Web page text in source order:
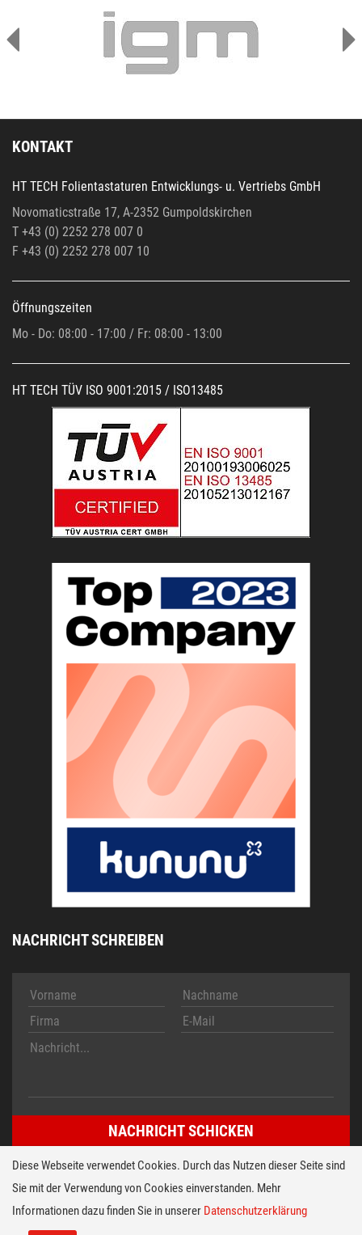
KONTAKT
HT TECH Folientastaturen Entwicklungs- u. Vertriebs GmbH
Novomaticstraße 17, A-2352 Gumpoldskirchen
T +43 (0) 2252 278 007 0
F +43 (0) 2252 278 007 10
Öffnungszeiten
Mo - Do: 08:00 - 17:00 / Fr: 08:00 - 13:00
HT TECH TÜV ISO 9001:2015 / ISO13485
NACHRICHT SCHREIBEN
Impressum
AGB
© 2026 HT TECH Folientastaturen Entwicklungs- u. Vertriebs
Diese Webseite verwendet Cookies. Durch das Nutzen dieser Seite sind
Sie mit der Verwendung von Cookies einverstanden. Mehr
Informationen dazu finden Sie in unserer Datenschutzerklärung